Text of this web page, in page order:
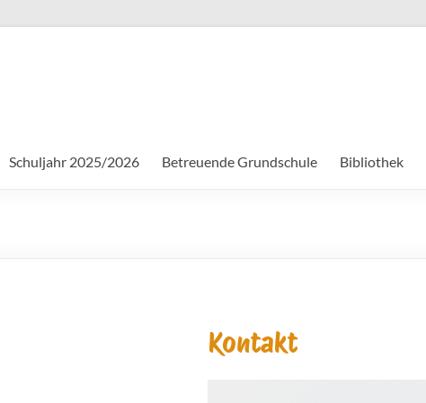
Schuljahr 2025/2026 Betreuende Grundschule Bibliothek
Kontakt